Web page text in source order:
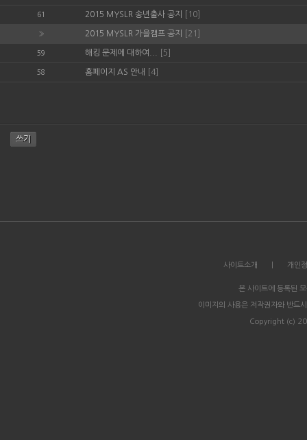
61 2015 MYSLR 송년출사 공지 [10]
» 2015 MYSLR 가을캠프 공지 [21]
59 해킹 문제에 대하여... [5]
58 홈페이지 AS 안내 [4]
사이트소개 개인
본 사이트에 등록된
이미지의 사용은 저작권자와 반드
Copyright (c)